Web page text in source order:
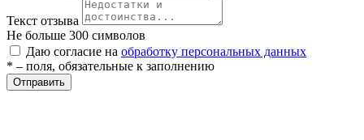
Текст отзыва
Не больше 300 символов
Даю согласие на обработку персональных данных
* – поля, обязательные к заполнению
Отправить